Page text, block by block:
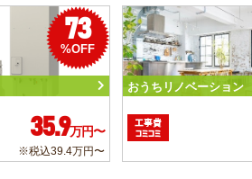
73
%OFF
35.9万円〜
※税込39.4万円〜
おうちリノベーション
工事費
コミコミ